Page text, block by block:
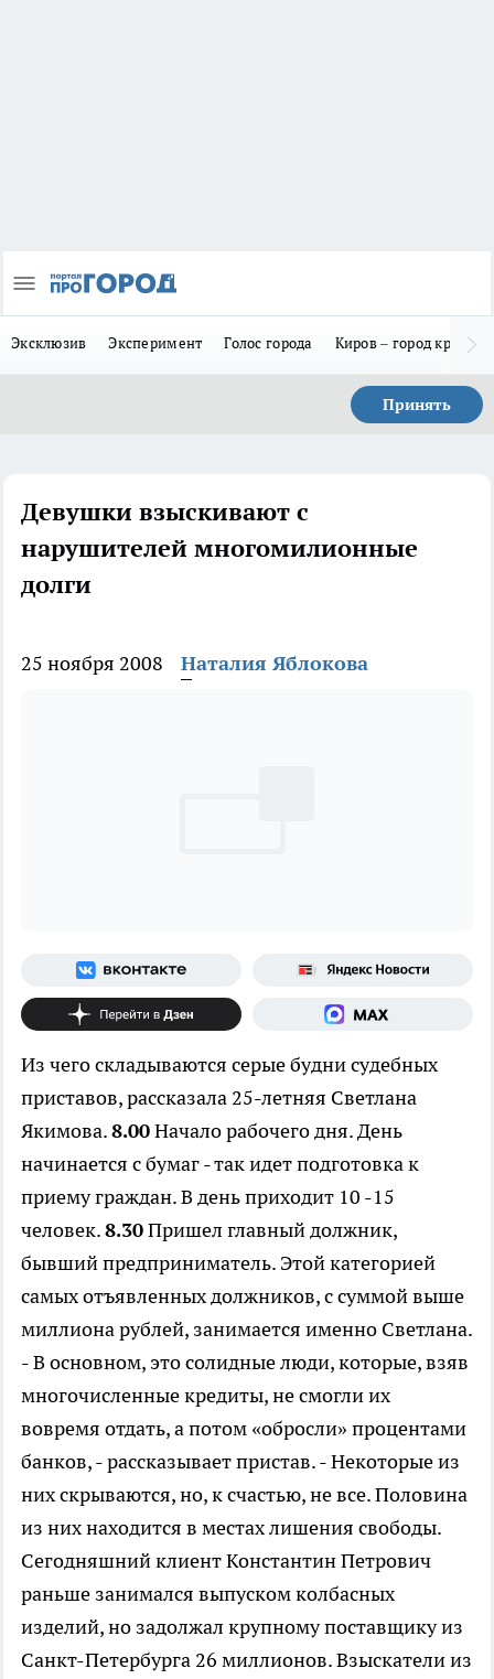
Эксклюзив Эксперимент Голос города Киров – город
Принять
Девушки взыскивают с
нарушителей многомилионные
долги
25 ноября 2008 Наталия Яблокова
Из чего складываются серые будни судебных
приставов, рассказала 25-летняя Светлана
Якимова.8.00Начало рабочего дня. День
начинается с бумаг - так идет подготовка к
приему граждан. В день приходит 10 -15
человек.8.30Пришел главный должник,
бывший предприниматель. Этой категорией
самых отъявленных должников, с суммой выше
миллиона рублей, занимается именно Светлана.
- В основном, это солидные люди, которые, взяв
многочисленные кредиты, не смогли их
вовремя отдать, а потом «обросли» процентами
банков, - рассказывает пристав. - Некоторые из
них скрываются, но, к счастью, не все. Половина
из них находится в местах лишения свободы.
Сегодняшний клиент Константин Петрович
раньше занимался выпуском колбасных
изделий, но задолжал крупному поставщику из
Санкт-Петербурга 26 миллионов. Взыскатели из